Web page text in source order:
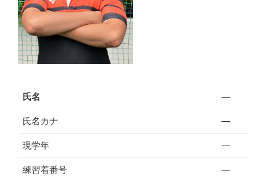
氏名 ―
氏名カナ ―
現学年 ―
練習着番号 ―